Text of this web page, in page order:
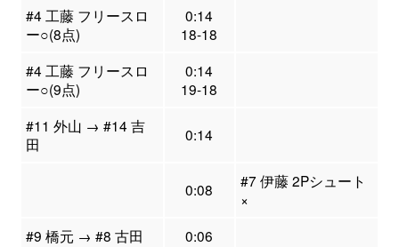
#4 工藤 フリースロ
ー○(8点)
0:14
18-18
#4 工藤 フリースロ
ー○(9点)
0:14
19-18
#11 外山 → #14 吉
田
0:14
0:08
#7 伊藤 2Pシュート
×
#9 橋元 → #8 古田
0:06